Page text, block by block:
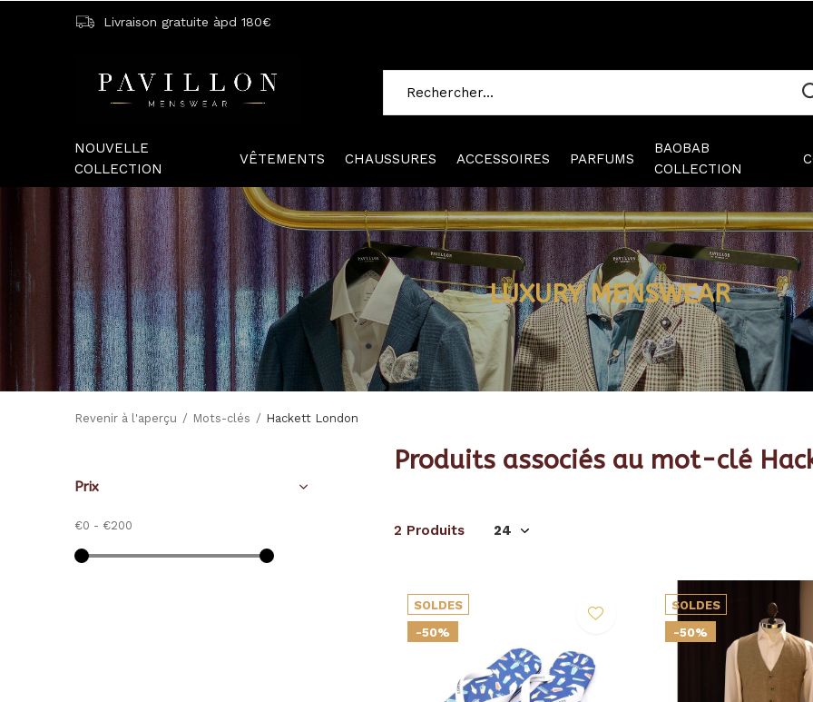
NOUVELLE
COLLECTION
VÊTEMENTS CHAUSSURES ACCESSOIRES PARFUMS
BAOBAB
COLLECTION
Livraison gratuite àpd 180€
LUXURY MENSWEAR
Revenir à l'aperçu Mots-clés Hackett London
Produits associés au mot-clé
2 Produits
SOLDES
-50%
SOLDES
-50%
Prix
€0 - €200